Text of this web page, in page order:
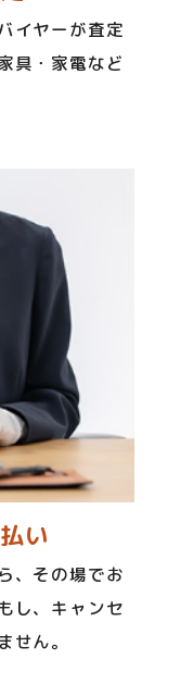
イヤーが査定
具・家電など
い
、その場でお
し、キャンセ
せん。